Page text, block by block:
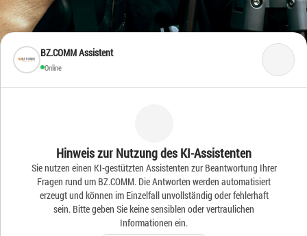
BZ.COMM Assistent
Online
Hinweis zur Nutzung des KI-Assistenten
Sie nutzen einen KI-gestützten Assistenten zur Beantwortung Ihrer
Fragen rund um BZ.COMM. Die Antworten werden automatisiert
erzeugt und können im Einzelfall unvollständig oder fehlerhaft
sein. Bitte geben Sie keine sensiblen oder vertraulichen
Informationen ein.
Frische Ideen – Frische
News